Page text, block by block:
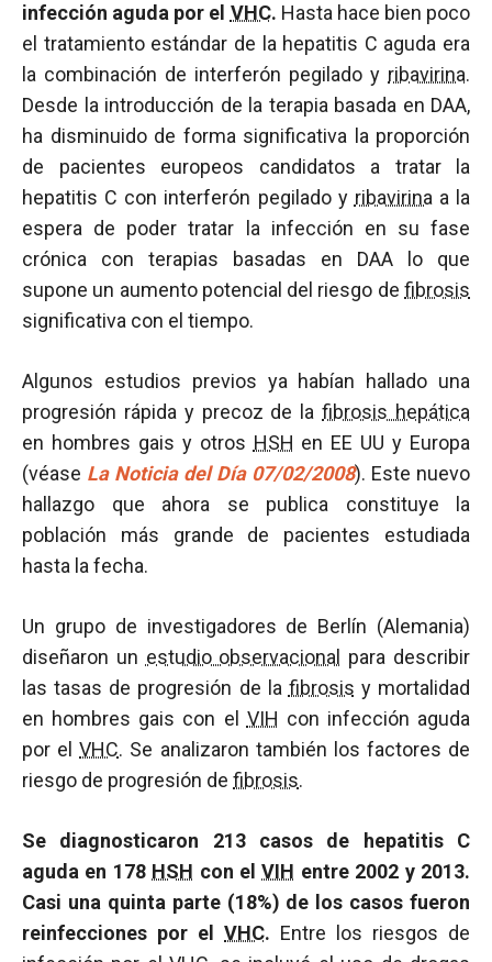
infección aguda por el VHC. Hasta hace bien poco
el tratamiento estándar de la hepatitis C aguda era
la combinación de interferón pegilado y ribavirina.
Desde la introducción de la terapia basada en DAA,
ha disminuido de forma significativa la proporción
de pacientes europeos candidatos a tratar la
hepatitis C con interferón pegilado y ribavirina a la
espera de poder tratar la infección en su fase
crónica con terapias basadas en DAA lo que
supone un aumento potencial del riesgo de fibrosis
significativa con el tiempo.
Algunos estudios previos ya habían hallado una
progresión rápida y precoz de lafibrosis hepática
en hombres gais y otros HSH en EE UU y Europa
(véase La Noticia del Día 07/02/2008). Este nuevo
hallazgo que ahora se publica constituye la
población más grande de pacientes estudiada
hasta la fecha.
Un grupo de investigadores de Berlín (Alemania)
diseñaron un estudio observacional
para describir
las tasas de progresión de la fibrosis y mortalidad
en hombres gais con el VIH con infección aguda
por elVHC. Se analizaron también los factores de
riesgo de progresión de fibrosis.
Se diagnosticaron 213 casos de hepatitis C
aguda en 178 HSH con elVIH entre 2002 y 2013.
Casi una quinta parte (18%) de los casos fueron
reinfecciones por el VHC. Entre los riesgos de